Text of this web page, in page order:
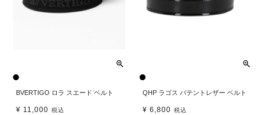
BVERTIGO ロラ スエード ベルト
¥ 11,000 税込
QHP ラゴス パテントレザー ベルト
¥ 6,800 税込